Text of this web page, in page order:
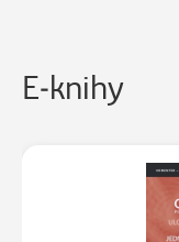
E-knihy